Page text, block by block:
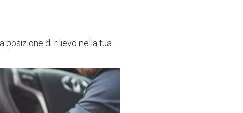
posizione di rilievo nella tua